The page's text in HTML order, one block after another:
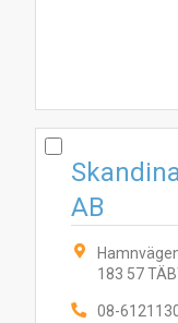
AB
183 57
08-